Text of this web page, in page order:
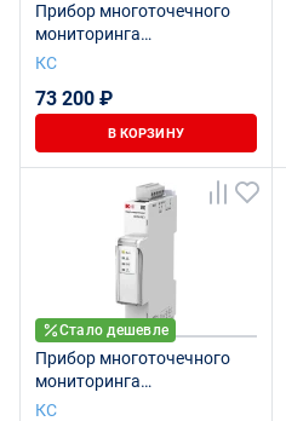
Прибор многоточечного
мониторинга
электроэнергии КСМ-М3-1-
КС
73 200 ₽
В КОРЗИНУ
Стало дешевле
Прибор многоточечного
мониторинга
электроэнергии КСМ-М3-1-
КС